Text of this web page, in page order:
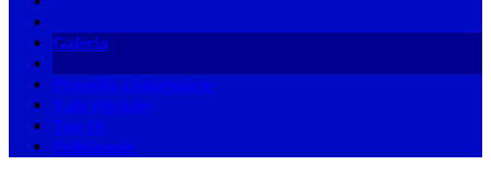
Galéria
Pravidlá a informácie
Vaše obrázky
Top 10
Prihlásenie